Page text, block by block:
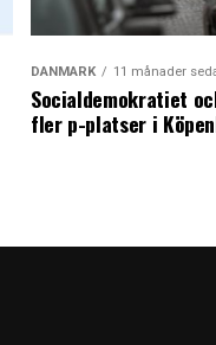
DANMARK 11 månader
Socialdemokratiet
fler p-platser i